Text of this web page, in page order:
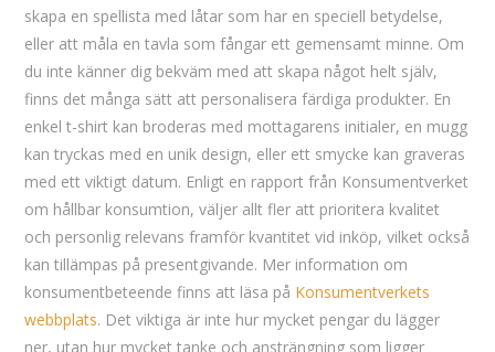
skapa en spellista med låtar som har en speciell betydelse,
eller att måla en tavla som fångar ett gemensamt minne. Om
du inte känner dig bekväm med att skapa något helt själv,
finns det många sätt att personalisera färdiga produkter. En
enkel t-shirt kan broderas med mottagarens initialer, en mugg
kan tryckas med en unik design, eller ett smycke kan graveras
med ett viktigt datum. Enligt en rapport från Konsumentverket
om hållbar konsumtion, väljer allt fler att prioritera kvalitet
och personlig relevans framför kvantitet vid inköp, vilket också
kan tillämpas på presentgivande. Mer information om
konsumentbeteende finns att läsa på Konsumentverkets
webbplats. Det viktiga är inte hur mycket pengar du lägger
ner, utan hur mycket tanke och ansträngning som ligger